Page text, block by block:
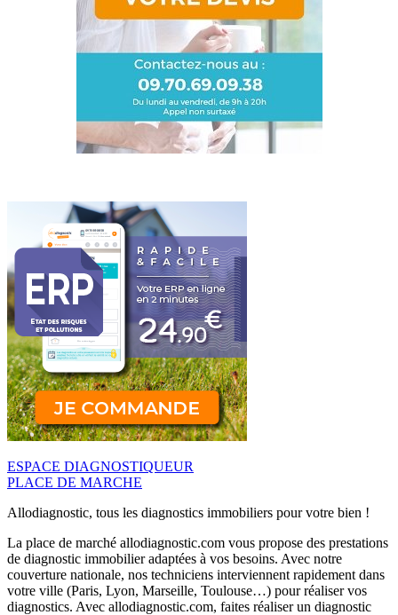
ESPACE DIAGNOSTIQUEUR
PLACE DE MARCHE
Allodiagnostic, tous les diagnostics immobiliers pour votre bien !
La place de marché allodiagnostic.com vous propose des prestations
de diagnostic immobilier adaptées à vos besoins. Avec notre
couverture nationale, nos techniciens interviennent rapidement dans
votre ville (Paris, Lyon, Marseille, Toulouse…) pour réaliser vos
diagnostics. Avec allodiagnostic.com, faites réaliser un diagnostic